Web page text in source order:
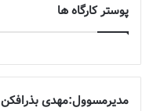
پوستر کارگاه ها
مدیرمسوول:مهدی بذرافکن